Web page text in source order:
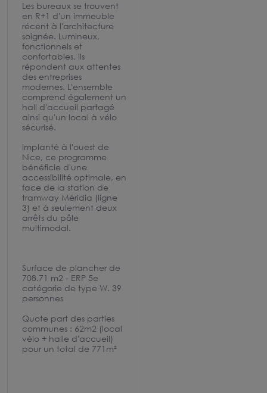
Les bureaux se trouvent
en R+1 d'un immeuble
récent à l'architecture
soignée. Lumineux,
fonctionnels et
confortables, ils
répondent aux attentes
des entreprises
modernes. L'ensemble
comprend également un
hall d'accueil partagé
ainsi qu'un local à vélo
sécurisé.
Implanté à l'ouest de
Nice, ce programme
bénéficie d'une
accessibilité optimale, en
face de la station de
tramway Méridia (ligne
3) et à seulement deux
arrêts du pôle
multimodal.
Surface de plancher de
708.71 m2 - ERP 5e
catégorie de type W. 39
personnes
Quote part des parties
communes : 62m2 (local
vélo + halle d'accueil)
pour un total de 771m²